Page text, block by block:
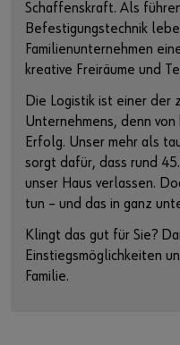
Schaffenskraft. Als
Befestigungstechnik
Familienunternehmen
kreative Freiräume und
Die Logistik ist einer der
Unternehmens, denn von
Erfolg. Unser mehr als
sorgt dafür, dass rund
unser Haus verlassen.
tun – und das in ganz
Klingt das gut für Sie?
Einstiegsmöglichkeiten
Familie.